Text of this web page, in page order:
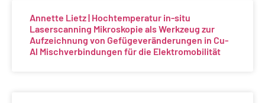
Annette Lietz | Hochtemperatur in-situ
Laserscanning Mikroskopie als Werkzeug zur
Aufzeichnung von Gefügeveränderungen in Cu-
Al Mischverbindungen für die Elektromobilität